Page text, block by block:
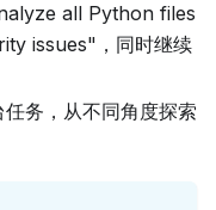
all Python files
issues"，同时继续
务，从不同角度探索